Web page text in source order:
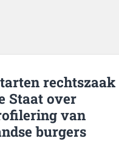
rechtszaak
Staat over
van
burgers